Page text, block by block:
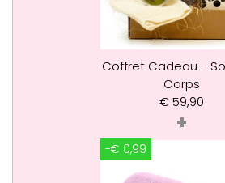
Coffret Cadeau -
Corps
€59,90
+
-€ 0,99